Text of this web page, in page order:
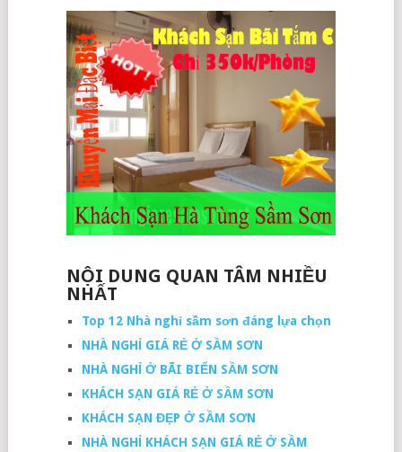
NỘI DUNG QUAN TÂM NHIỀU
NHẤT
Top 12 Nhà nghỉ sầm sơn đáng lựa chọn
NHÀ NGHỈ GIÁ RẺ Ở SẦM SƠN
NHÀ NGHỈ Ở BÃI BIỂN SẦM SƠN
KHÁCH SẠN GIÁ RẺ Ở SẦM SƠN
KHÁCH SẠN ĐẸP Ở SẦM SƠN
NHÀ NGHỈ KHÁCH SẠN GIÁ RẺ Ở SẦM